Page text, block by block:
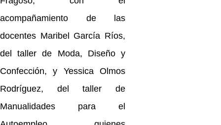
acompañamiento de las
docentes Maribel García Ríos,
del taller de Moda, Diseño y
Confección, y Yessica Olmos
Rodríguez, del taller de
Manualidades para el